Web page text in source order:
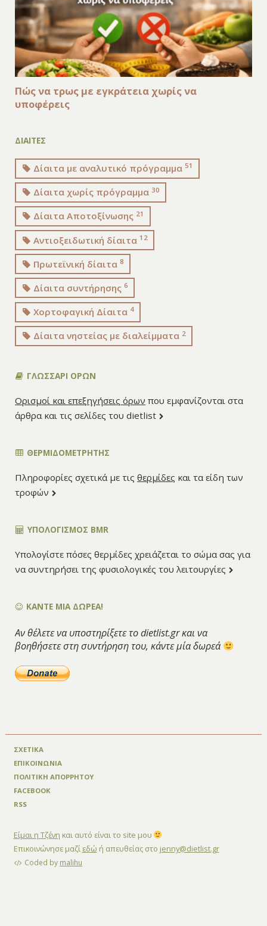
Πώς να τρως με εγκράτεια χωρίς να
υποφέρεις
ΔΙΑΙΤΕΣ
Δίαιτα με αναλυτικό πρόγραμμα51
Δίαιτα χωρίς πρόγραμμα 30
Δίαιτα Αποτοξίνωσης 21
Αντιοξειδωτική δίαιτα 12
Πρωτεϊνική δίαιτα8
Δίαιτα συντήρησης6
Χορτοφαγική Δίαιτα 4
Δίαιτα νηστείας με διαλείμματα 2
ΓΛΩΣΣΑΡΙ ΟΡΩΝ
Ορισμοί και επεξηγήσεις όρων που εμφανίζονται στα
άρθρα και τις σελίδες του dietlist
ΘΕΡΜΙΔΟΜΕΤΡΗΤΗΣ
Πληροφορίες σχετικά με τις θερμίδες και τα είδη των
τροφών
ΥΠΟΛΟΓΙΣΜΌΣ BMR
Υπολογίστε πόσες θερμίδες χρειάζεται το σώμα σας για
να συντηρήσει της φυσιολογικές του λειτουργίες
ΚΑΝΤΕ ΜΙΑ ΔΩΡΕΑ!
Αν θέλετε να υποστηρίξετε το dietlist.gr και να
βοηθήσετε στη συντήρηση του, κάντε μία δωρεά
ΣΧΕΤΙΚΑ
ΕΠΙΚΟΙΝΩΝΙΑ
ΠΟΛΙΤΙΚΗ ΑΠΟΡΡΗΤΟΥ
FACEBOOK
RSS
Είμαι η Τζένη και αυτό είναι το site μου
Επικοινώνησε μαζί εδώ ή απευθείας στο jenny@dietlist.gr
Coded by malihu